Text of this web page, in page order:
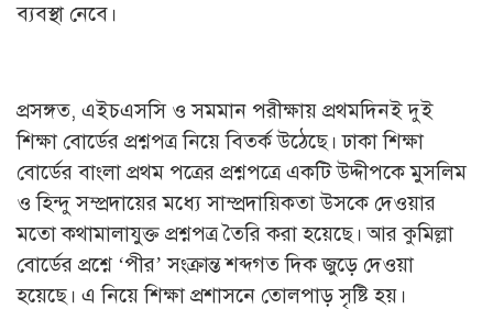
ব্যবস্থা নেবে।
প্রসঙ্গত, এইচএসসি ও সমমান পরীক্ষায় প্রথমদিনই দুই
শিক্ষা বোর্ডের প্রশ্নপত্র নিয়ে বিতর্ক উঠেছে। ঢাকা শিক্ষা
বোর্ডের বাংলা প্রথম পত্রের প্রশ্নপত্রে একটি উদ্দীপকে মুসলিম
ও হিন্দু সম্প্রদায়ের মধ্যে সাম্প্রদায়িকতা উসকে দেওয়ার
মতো কথামালাযুক্ত প্রশ্নপত্র তৈরি করা হয়েছে। আর কুমিল্লা
বোর্ডের প্রশ্নে ‘পীর’ সংক্রান্ত শব্দগত দিক জুড়ে দেওয়া
হয়েছে। এ নিয়ে শিক্ষা প্রশাসনে তোলপাড় সৃষ্টি হয়।